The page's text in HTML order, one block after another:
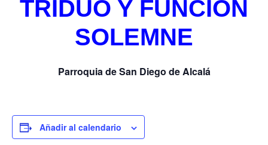
TRIDUO Y FUNCIÓN
SOLEMNE
Parroquia de San Diego de Alcalá
Añadir al calendario